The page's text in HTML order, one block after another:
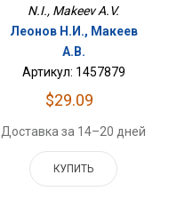
N.I., Makeev A.V.
Леонов Н.И., Макеев
А.В.
Артикул: 1457879
$29.09
Доставка за 14–20 дней
КУПИТЬ